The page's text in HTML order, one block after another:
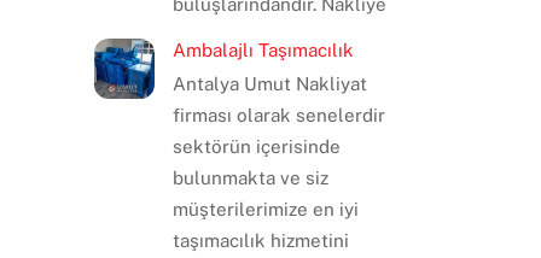
buluşlarındandır. Nakliye
Ambalajlı Taşımacılık
Antalya Umut Nakliyat
firması olarak senelerdir
sektörün içerisinde
bulunmakta ve siz
müşterilerimize en iyi
taşımacılık hizmetini